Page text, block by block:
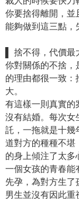
你要捨得離開，並
能夠做到這三點，
▌ 捨不得，代價最
你對關係的不捨，
的理由都很一致：
大。
有這樣一則真實的
沒有結婚。每次女
託，一拖就是十幾
道對方的種種不堪
的身上傾注了太多
一個女孩的青春能
先孕，為對方生了
男生並沒有因此重